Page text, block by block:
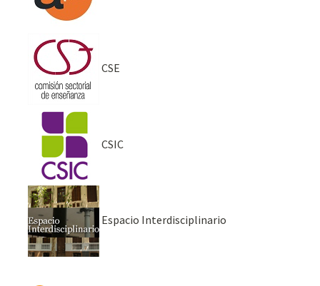
CSE
CSIC
Espacio Interdisciplinario